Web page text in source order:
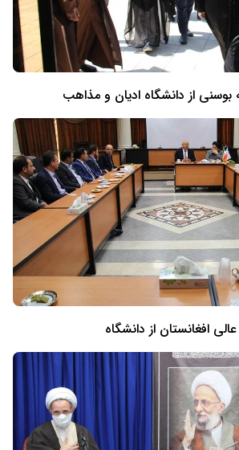
بوسنی از دانشگاه ادیان و مذاهب
افغانستان از دانشگاه